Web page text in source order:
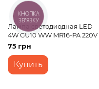
Лампа светодиодная LED
4W GU10 WW MR16-PA 220V
75 грн
Купить
КНОПКА
ЗВ'ЯЗКУ